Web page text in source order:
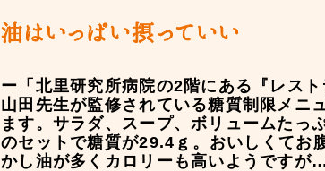
ー「北里研究所病院の2階にある『レスト
山田先生が監修されている糖質制限メニ
ます。サラダ、スープ、ボリュームたっ
のセットで糖質が29.4ｇ。おいしくてお
かし油が多くカロリーも高いようですが